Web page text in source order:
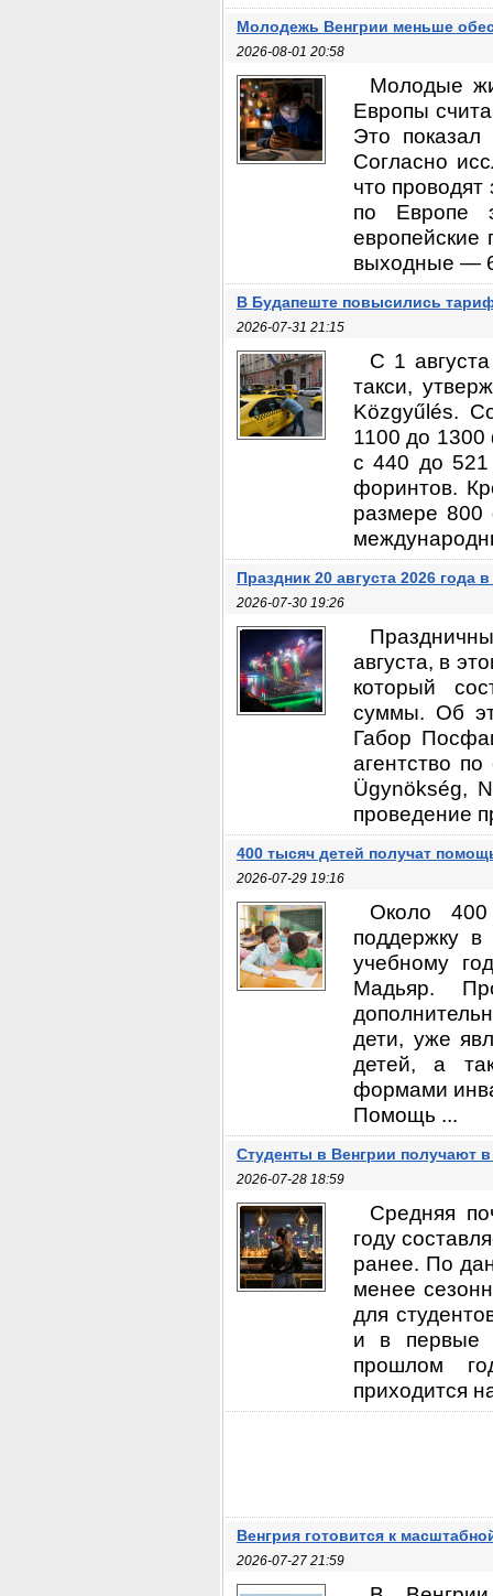
Молодежь Венгрии меньше
2026-08-01 20:58
Молодые
Европы
Это показал
Согласно
что
по Европе
европейские
выходные —
В Будапеште повысились
2026-07-31 21:15
С 1
такси,
Közgyűlés.
1100 до 1300
с 440 до
форинтов.
размере 800
Праздник 20 августа 2026 года
2026-07-30 19:26
августа, в
который
суммы. Об
Габор
агентство
Ügynökség,
проведение
400 тысяч детей получат
2026-07-29 19:16
Около 400
поддержку
учебному
Мадьяр.
дети, уже
детей, а
формами
Помощь ...
Студенты в Венгрии получают
2026-07-28 18:59
Средняя
году
ранее. По
менее
для
и в первые
прошлом
приходится
Венгрия готовится к
2026-07-27 21:59